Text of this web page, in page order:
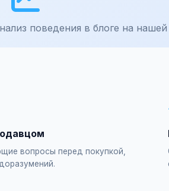
поведения в блоге на
вопросы перед покупкой,